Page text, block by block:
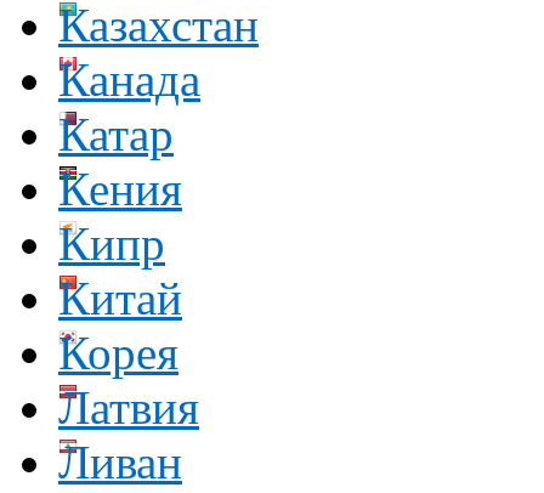
Казахстан
Канада
Катар
Кения
Кипр
Китай
Корея
Латвия
Ливан